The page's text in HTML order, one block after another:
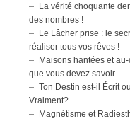
La vérité choquante
des nombres !
Le Lâcher prise : le
réaliser tous vos rêves !
Maisons hantées et
que vous devez savoir
Ton Destin est-il Écrit
Vraiment?
Magnétisme et